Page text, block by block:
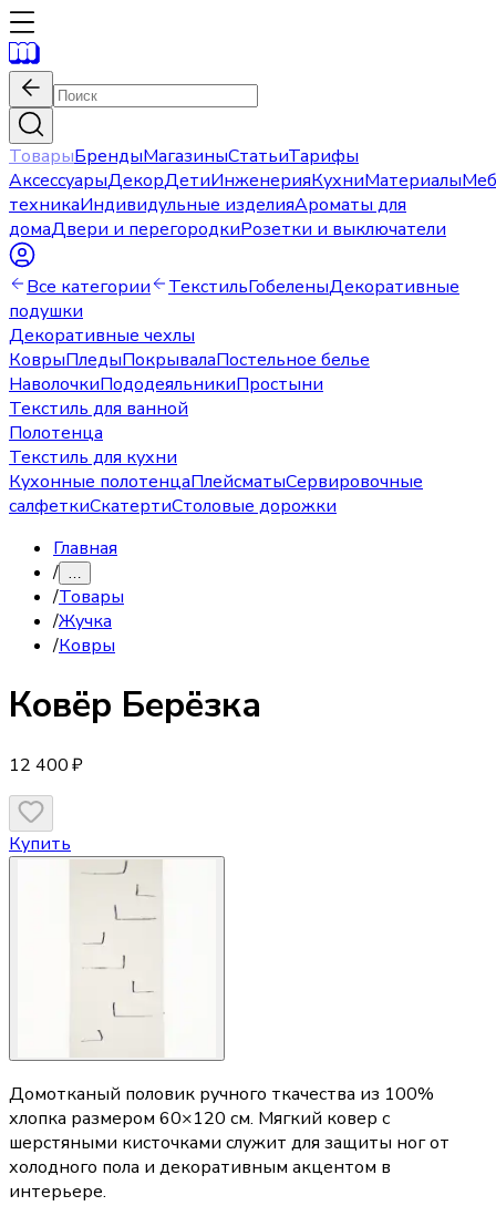
ТоварыБрендыМагазиныСтатьиТарифы
АксессуарыДекорДетиИнженерияКухниМатериалы
техникаИндивидульные изделияАроматы для
домаДвери и перегородкиРозетки и выключатели
Все категории ТекстильГобеленыДекоративные
подушки
Декоративные чехлы
КоврыПледыПокрывалаПостельное белье
НаволочкиПододеяльникиПростыни
Текстиль для ванной
Полотенца
Текстиль для кухни
Кухонные полотенцаПлейсматыСервировочные
салфеткиСкатертиСтоловые дорожки
Главная
/ …
/Товары
/Жучка
/Ковры
Ковёр Берёзка
12 400 ₽
Купить
Домотканый половик ручного ткачества из 100%
хлопка размером 60×120 см. Мягкий ковер с
шерстяными кисточками служит для защиты ног от
холодного пола и декоративным акцентом в
интерьере.